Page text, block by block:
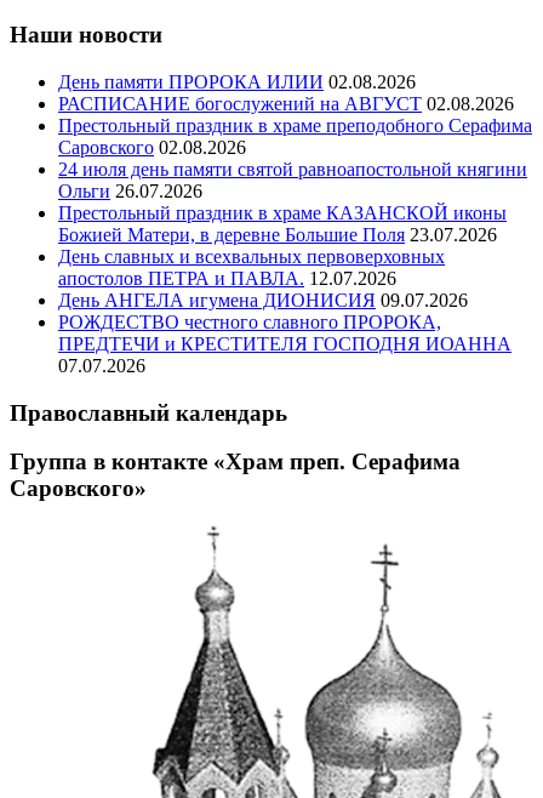
Наши новости
День памяти ПРОРОКА ИЛИИ 02.08.2026
РАСПИСАНИЕ богослужений на АВГУСТ 02.08.2026
Престольный праздник в храме преподобного Серафима
Саровского 02.08.2026
24 июля день памяти святой равноапостольной княгини
Ольги 26.07.2026
Престольный праздник в храме КАЗАНСКОЙ иконы
Божией Матери, в деревне Большие Поля 23.07.2026
День славных и всехвальных первоверховных
апостолов ПЕТРА и ПАВЛА. 12.07.2026
День АНГЕЛА игумена ДИОНИСИЯ 09.07.2026
РОЖДЕСТВО честного славного ПРОРОКА,
ПРЕДТЕЧИ и КРЕСТИТЕЛЯ ГОСПОДНЯ ИОАННА
07.07.2026
Православный календарь
Группа в контакте «Храм преп. Серафима
Саровского»